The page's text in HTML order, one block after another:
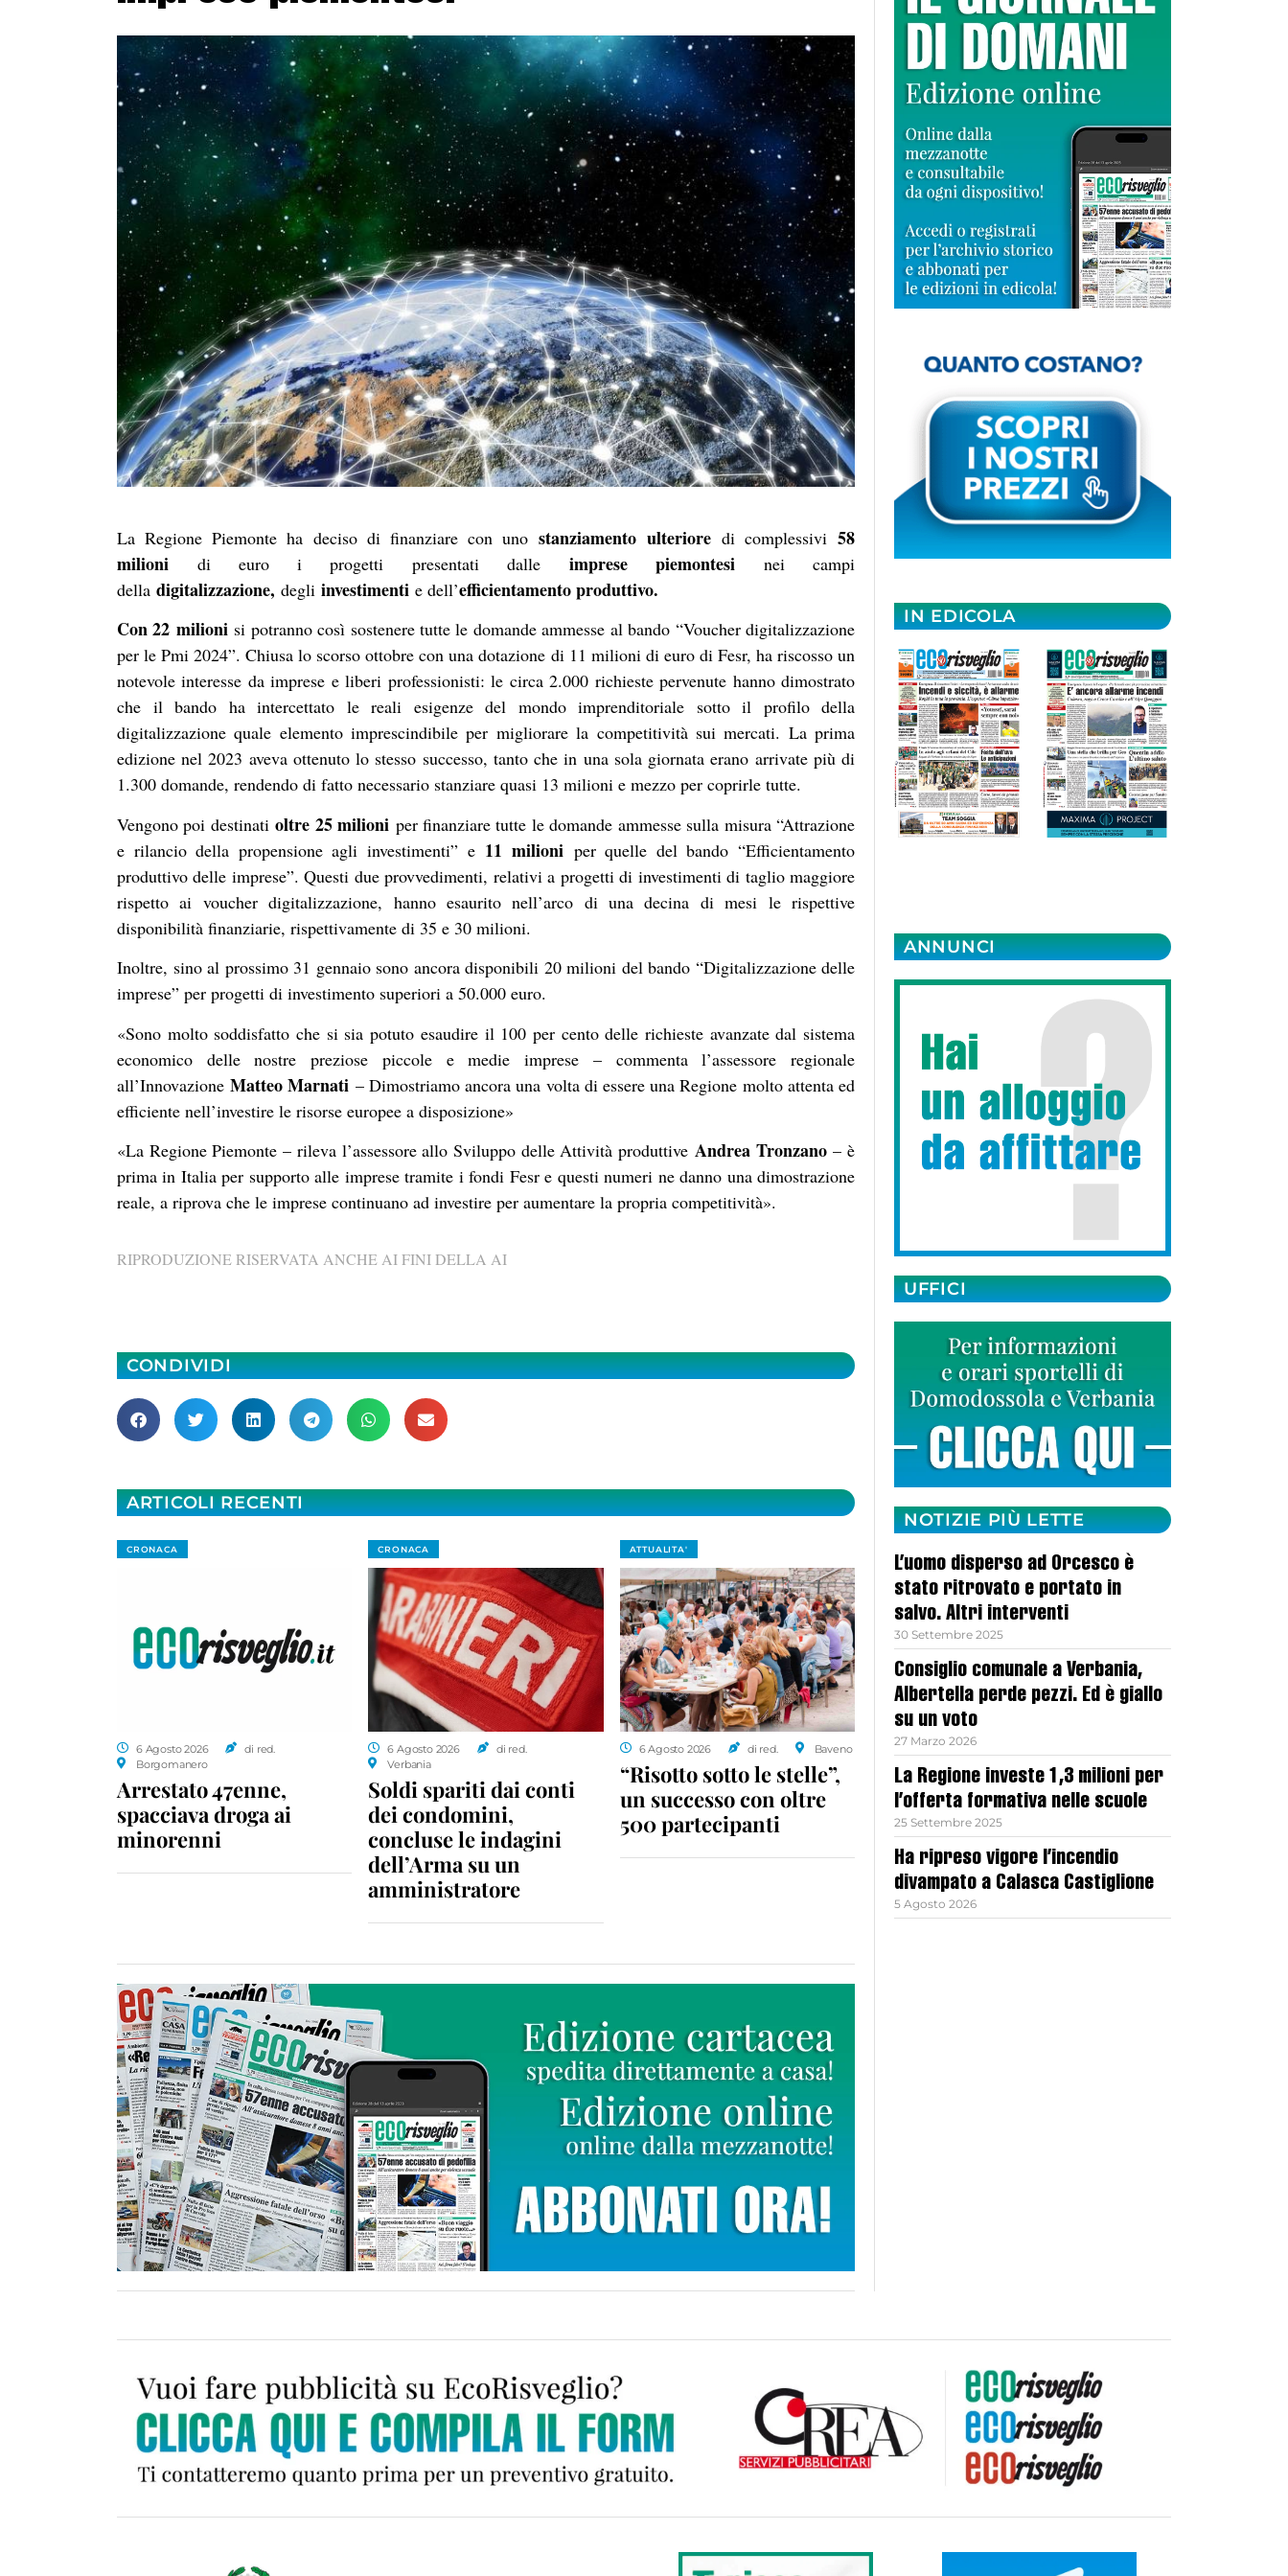
La Regione Piemonte ha deciso di finanziare con unostanziamento ulterioredi complessivi58
milionidi euro i progetti presentati dalleimprese piemontesi nei campi
della digitalizzazione, degli investimenti e dell’efficientamento produttivo.
Con 22 milioni si potranno così sostenere tutte le domande ammesse al bando “Voucher digitalizzazione
per le Pmi 2024”. Chiusa lo scorso ottobre con una dotazione di 11 milioni di euro di Fesr, ha riscosso un
notevole interesse da imprese e liberi professionisti: le circa 2.000 richieste pervenute hanno dimostrato
che il bando ha intercettato le reali esigenze del mondo imprenditoriale sotto il profilo della
digitalizzazione quale elemento imprescindibile per migliorare la competitività sui mercati. La prima
edizione nel 2023 aveva ottenuto lo stesso successo, tanto che in una sola giornata erano arrivate più di
1.300 domande, rendendo di fatto necessario stanziare quasi 13 milioni e mezzo per coprirle tutte.
Vengono poi destinatioltre 25 milioni per finanziare tutte le domande ammesse sulla misura “Attrazione
e rilancio della propensione agli investimenti” e 11 milioni per quelle del bando “Efficientamento
produttivo delle imprese”. Questi due provvedimenti, relativi a progetti di investimenti di taglio maggiore
rispetto ai voucher digitalizzazione, hanno esaurito nell’arco di una decina di mesi le rispettive
disponibilità finanziarie, rispettivamente di 35 e 30 milioni.
Inoltre, sino al prossimo 31 gennaio sono ancora disponibili 20 milioni del bando “Digitalizzazione delle
imprese” per progetti di investimento superiori a 50.000 euro.
«Sono molto soddisfatto che si sia potuto esaudire il 100 per cento delle richieste avanzate dal sistema
economico delle nostre preziose piccole e medie imprese – commenta l’assessore regionale
all’Innovazione Matteo Marnati – Dimostriamo ancora una volta di essere una Regione molto attenta ed
efficiente nell’investire le risorse europee a disposizione»
«La Regione Piemonte – rileva l’assessore allo Sviluppo delle Attività produttive Andrea Tronzano– è
prima in Italia per supporto alle imprese tramite i fondi Fesr e questi numeri ne danno una dimostrazione
reale, a riprova che le imprese continuano ad investire per aumentare la propria competitività».
RIPRODUZIONE RISERVATA ANCHE AI FINI DELLA AI
CONDIVIDI
ARTICOLI RECENTI
CRONACA
6 Agosto 2026
di red.
Borgomanero
Arrestato 47enne,
spacciava droga ai
minorenni
CRONACA
6 Agosto 2026
di red.
Verbania
Soldi spariti dai conti
dei condomini,
concluse le indagini
dell’Arma su un
amministratore
ATTUALITA'
6 Agosto 2026 di red. Baveno
“Risotto sotto le stelle”,
un successo con oltre
500 partecipanti
IN EDICOLA
ANNUNCI
UFFICI
NOTIZIE PIÙ LETTE
L’uomo disperso ad Orcesco è
stato ritrovato e portato in
salvo. Altri interventi
30 Settembre 2025
Consiglio comunale a Verbania,
Albertella perde pezzi. Ed è giallo
su un voto
27 Marzo 2026
La Regione investe 1,3 milioni per
l’offerta formativa nelle scuole
25 Settembre 2025
Ha ripreso vigore l’incendio
divampato a Calasca Castiglione
5 Agosto 2026